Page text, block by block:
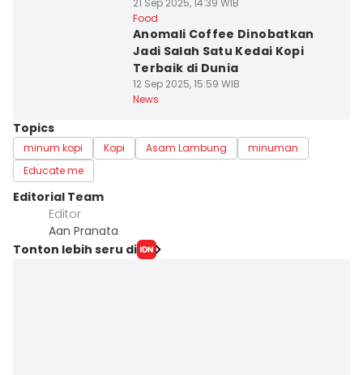
21 Sep 2025, 14:39 WIB
Food
Anomali Coffee Dinobatkan
Jadi Salah Satu Kedai Kopi
Terbaik di Dunia
12 Sep 2025, 15:59 WIB
News
Topics
minum kopi Kopi Asam Lambung
minuman
Educate me
Editorial Team
Editor
Aan Pranata
Tonton lebih seru di